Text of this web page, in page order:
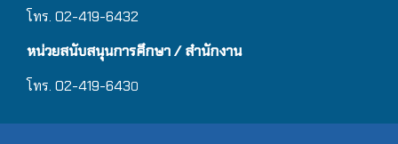
โทร. 02-419-6432
หน่วยสนับสนุนการศึกษา / สำนักงาน
โทร. 02-419-6430